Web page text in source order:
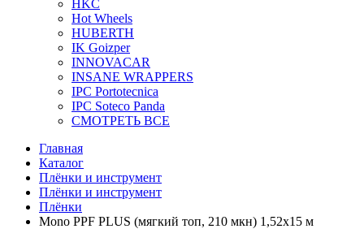
HKC
Hot Wheels
HUBERTH
IK Goizper
INNOVACAR
INSANE WRAPPERS
IPC Portotecnica
IPC Soteco Panda
СМОТРЕТЬ ВСЕ
Главная
Каталог
Плёнки и инструмент
Плёнки и инструмент
Плёнки
Mono PPF PLUS (мягкий топ, 210 мкн) 1,52х15 м